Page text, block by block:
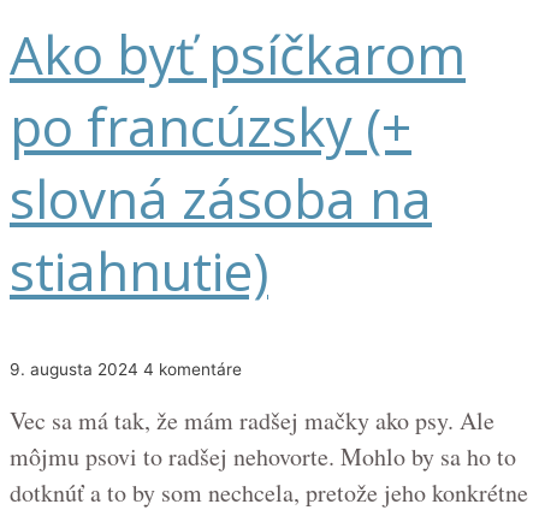
Ako byť psíčkarom
po francúzsky (+
slovná zásoba na
stiahnutie)
9. augusta 2024 4 komentáre
Vec sa má tak, že mám radšej mačky ako psy. Ale
môjmu psovi to radšej nehovorte. Mohlo by sa ho to
dotknúť a to by som nechcela, pretože jeho konkrétne